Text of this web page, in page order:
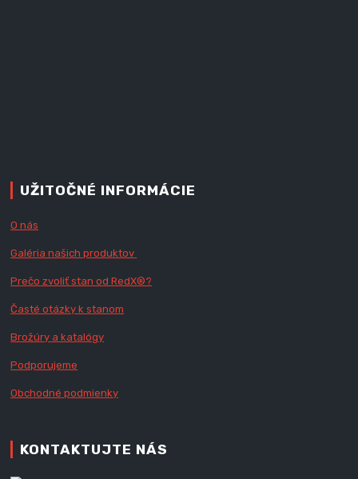
UŽITOČNÉ INFORMÁCIE
O nás
Galéria našich produktov
Prečo zvoliť stan od RedX®?
Časté otázky k stanom
Brožúry a katalógy
Podporujeme
Obchodné podmienky
KONTAKTUJTE NÁS